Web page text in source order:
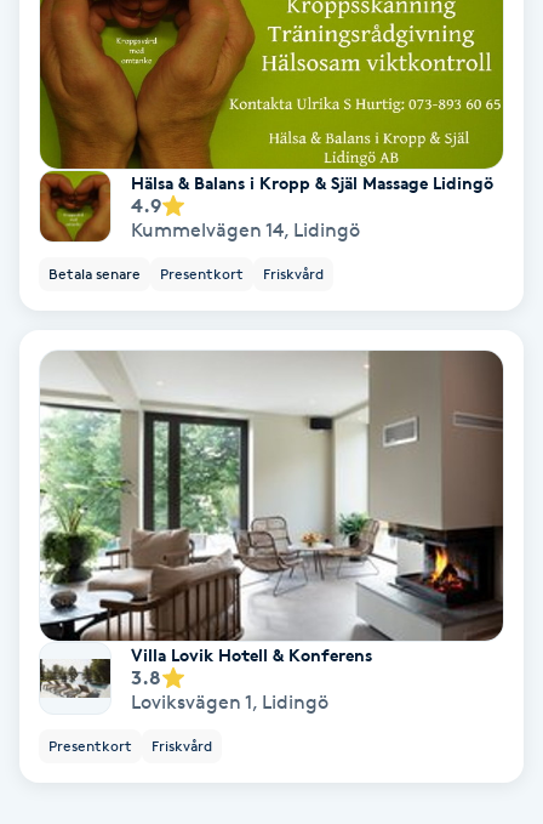
Radiofrekvens
Rakning
Reflexologi
Regndroppsmassage
Reiki
Reikihealing
Reiki massage
Restorative Yoga
Rosacea
Rosenmetoden
Ryggmassage
Hälsa & Balans i Kropp & Själ Massage Lidingö
4.9
Kummelvägen 14, Lidingö
Betala senare Presentkort Friskvård
Villa Lovik Hotell & Konferens
3.8
Loviksvägen 1, Lidingö
Presentkort Friskvård